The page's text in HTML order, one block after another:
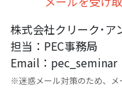
株式会社クリーク･ア
担当：PEC事務局
Email：
※迷惑メール対策のため、メ